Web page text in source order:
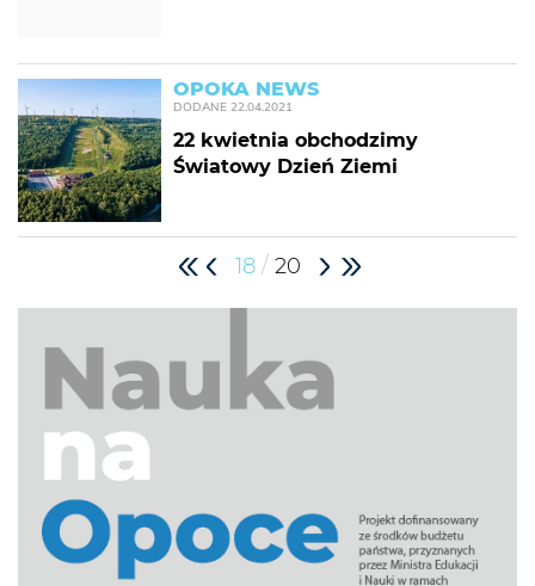
OPOKA NEWS
DODANE 22.04.2021
22 kwietnia obchodzimy
Światowy Dzień Ziemi
18 / 20